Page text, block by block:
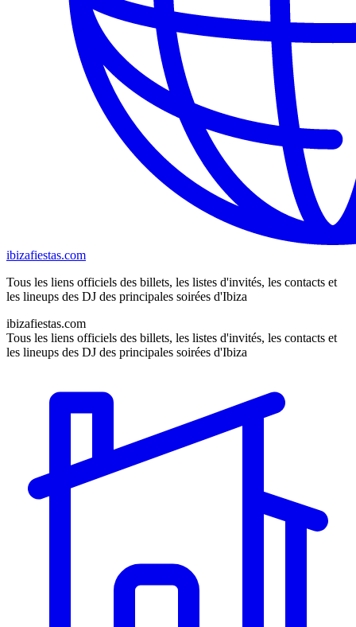
ibizafiestas.com
Tous les liens officiels des billets, les listes d'invités, les contacts et
les lineups des DJ des principales soirées d'Ibiza
ibizafiestas.com
Tous les liens officiels des billets, les listes d'invités, les contacts et
les lineups des DJ des principales soirées d'Ibiza